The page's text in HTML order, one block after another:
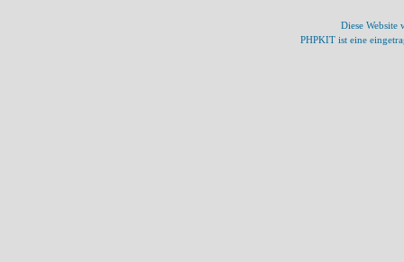
Diese Website
PHPKIT ist eine